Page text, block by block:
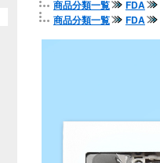
商品分類一覧 FDA
商品分類一覧
FDA